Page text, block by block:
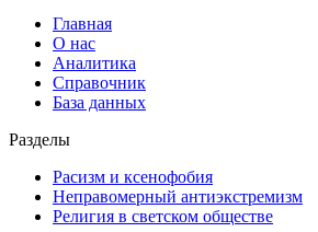
Главная
О нас
Аналитика
Справочник
База данных
Разделы
Расизм и ксенофобия
Неправомерный антиэкстремизм
Религия в светском обществе